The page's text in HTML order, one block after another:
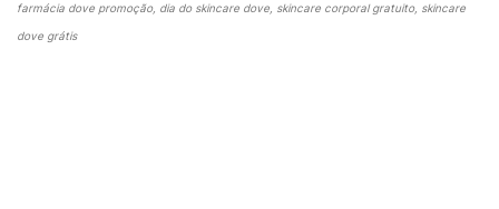
farmácia dove promoção, dia do skincare dove, skincare corporal gratuito, skincare
dove grátis